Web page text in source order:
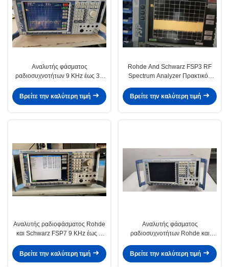
Αναλυτής φάσματος
ραδιοσυχνοτήτων 9 KHz έως 30
dBm και δοκιμασμένο από
Βρείτε την καλύτερη τιμή
Rohde And Schwarz FSP3 RF
Spectrum Analyzer Πρακτικός
Βρείτε την καλύτερη τιμή
Αναλυτής ραδιοφάσματος Rohde
και Schwarz FSP7 9 KHz έως 7
-155 dBm
Βρείτε την καλύτερη τιμή
Αναλυτής φάσματος
ραδιοσυχνοτήτων Rohde και
KHz έως 13 GHz και επίπεδο
Βρείτε την καλύτερη τιμή